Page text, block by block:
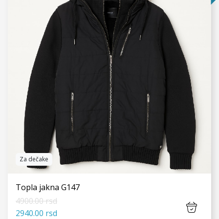
VIDI JOŠ
Za dečake
Topla jakna G147
4900.00 rsd
2940.00 rsd